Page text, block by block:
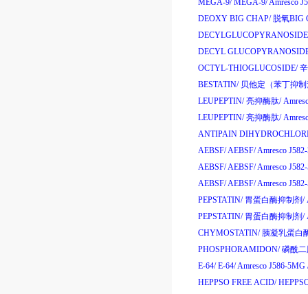
MEGA-9/ MEGA-9/Amresco
DEOXY BIG CHAP/ 脱氧BIG
DECYL
OCTYL-THIOGLUCOSIDE/
BESTATIN/ 贝他定 （苯丁抑
LEUPEPTIN/ 亮抑酶肽/
LEUPEPTIN/ 亮抑酶肽/
ANTIPAIN
AEBSF/AEBSF/Amresco
AEBSF/AEBSF/Amresco
AEBSF/AEBSF/Amresco
PEPSTATIN/ 胃蛋白酶抑制剂 /
PEPSTATIN/ 胃蛋白酶抑制剂 /
CHYMOSTATIN/ 胰凝乳蛋白
PHOSPHORAMIDON/ 磷酰
E-64/ E-64/Amresco J586-5MG
HEPPSO FREE ACID/